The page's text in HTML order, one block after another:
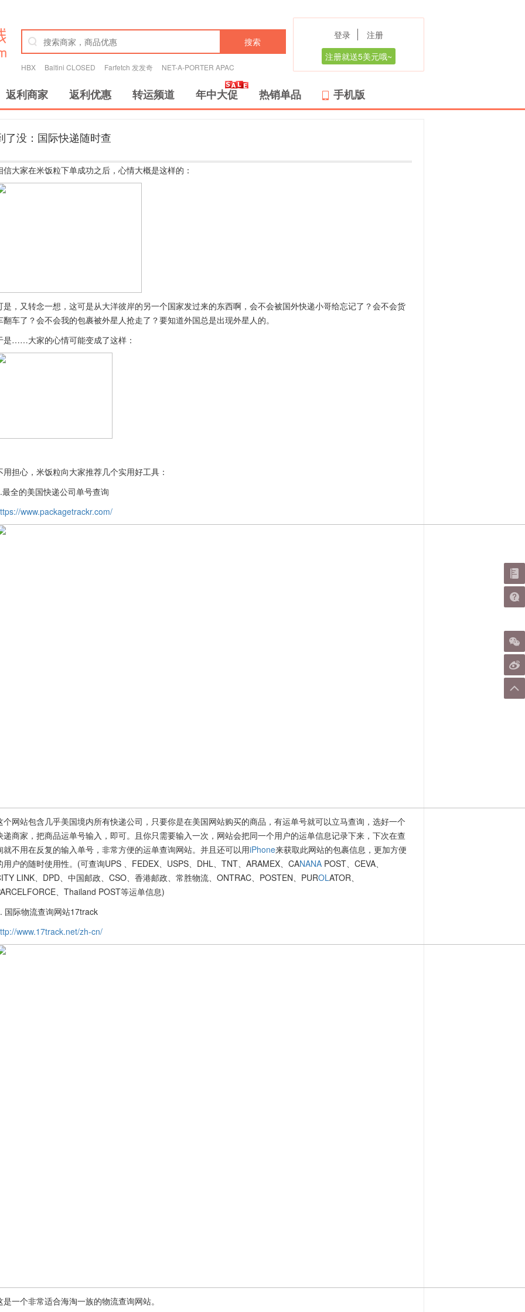
搜索
HBX Baltini CLOSED Farfetch 发发奇 NET-A-PORTER APAC
登录
注册
注册就送5美元哦~
返利商家 返利优惠 转运频道 年中大促 热销单品 手机版
了没：国际快递随时查
信大家在米饭粒下单成功之后，心情大概是这样的：
是，又转念一想，这可是从大洋彼岸的另一个国家发过来的东西啊，会不会被国外快递小哥给忘记了？会不会货
翻车了？会不会我的包裹被外星人抢走了？要知道外国总是出现外星人的。
是……大家的心情可能变成了这样：
用担心，米饭粒向大家推荐几个实用好工具：
最全的美国快递公司单号查询
www.packagetrackr.com/
个网站包含几乎美国境内所有快递公司，只要你是在美国网站购买的商品，有运单号就可以立马查询，选好一个
递商家，把商品运单号输入，即可。且你只需要输入一次，网站会把同一个用户的运单信息记录下来，下次在查
就不用在反复的输入单号，非常方便的运单查询网站。并且还可以用iPhone来获取此网站的包裹信息，更加方便
用户的随时使用性。(可查询UPS 、FEDEX、USPS、DHL、TNT、ARAMEX、CANANA POST、CEVA、
LINK、DPD、中国邮政、CSO、香港邮政、常胜物流、ONTRAC、POSTEN、PUROLATOR、
、Thailand POST等运单信息)
国际物流查询网站17track
www.17track.net/zh-cn/
是一个非常适合海淘一族的物流查询网站。